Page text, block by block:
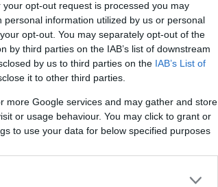
opt-out request is processed you may
information utilized by us or personal
opt-out. You may separately opt-out of the
by third parties on the IAB’s list of downstream
by us to third parties on the IAB’s List of
it to other third parties.
more Google services and may gather and store
or usage behaviour. You may click to grant or
to use your data for below specified purposes
Emlékezzen rám
NÖVÉNYKATALÓGUS